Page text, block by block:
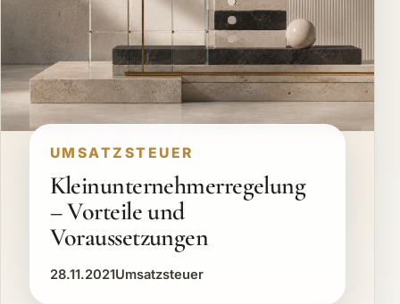
UMSATZSTEUER
Kleinunternehmerregelung
– Vorteile und
Voraussetzungen
28.11.2021Umsatzsteuer